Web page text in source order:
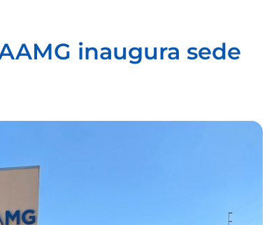
inaugura sede